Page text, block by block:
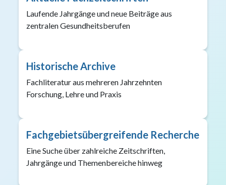
Laufende Jahrgänge und neue Beiträge aus
zentralen Gesundheitsberufen
Historische Archive
Fachliteratur aus mehreren Jahrzehnten
Forschung, Lehre und Praxis
Fachgebietsübergreifende Recherche
Eine Suche über zahlreiche Zeitschriften,
Jahrgänge und Themenbereiche hinweg